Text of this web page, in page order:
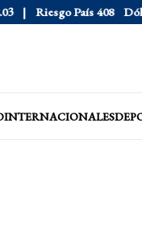
Riesgo País 408 Dólar
INTERNACIONALES